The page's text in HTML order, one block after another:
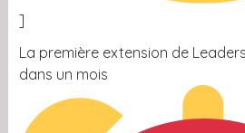
]
La première extension de
dans un mois